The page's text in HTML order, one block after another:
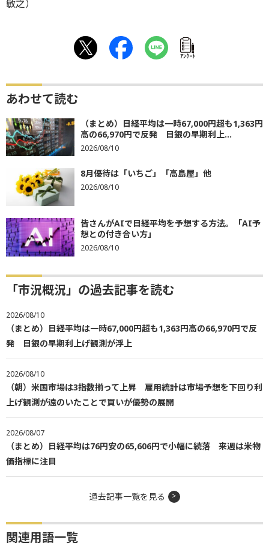
敏之）
ｱﾝｹｰﾄ
あわせて読む
（まとめ）日経平均は一時67,000円超も1,363円
高の66,970円で反発 日銀の早期利上...
2026/08/10
8月優待は「いちご」「高島屋」他
2026/08/10
皆さんがAIで日経平均を予想する方法。「AI予
想との付き合い方」
2026/08/10
「市況概況」の過去記事を読む
2026/08/10
（まとめ）日経平均は一時67,000円超も1,363円高の66,970円で反
発 日銀の早期利上げ観測が浮上
2026/08/10
（朝）米国市場は3指数揃って上昇 雇用統計は市場予想を下回り利
上げ観測が遠のいたことで買いが優勢の展開
2026/08/07
（まとめ）日経平均は76円安の65,606円で小幅に続落 来週は米物
価指標に注目
過去記事一覧を見る
関連用語一覧